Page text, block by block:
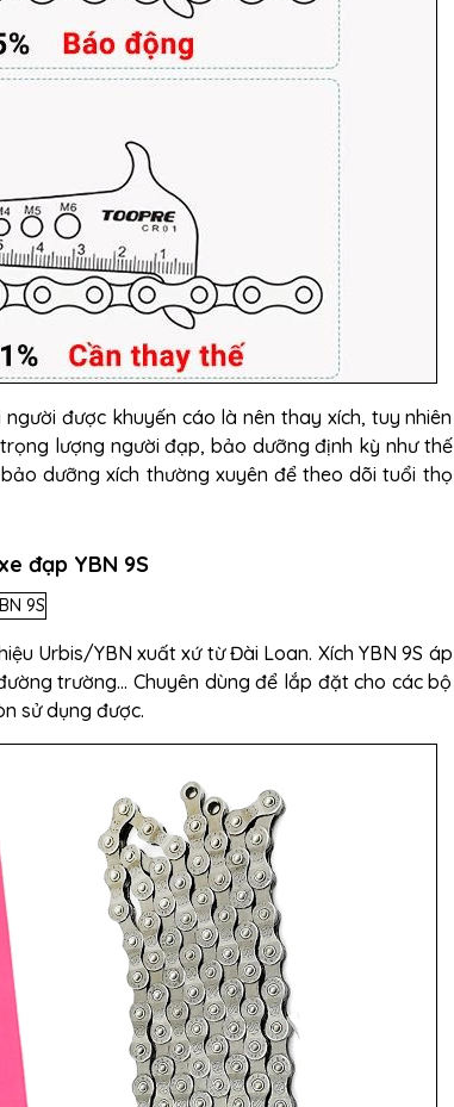
được khuyến cáo là nên thay xích, tuy nhiên
lượng người đạp, bảo dưỡng định kỳ như thế
dưỡng xích thường xuyên để theo dõi tuổi thọ
đạp YBN 9S
Urbis/YBN xuất xứ từ Đài Loan. Xích YBN 9S áp
trường... Chuyên dùng để lắp đặt cho các bộ
sử dụng được.